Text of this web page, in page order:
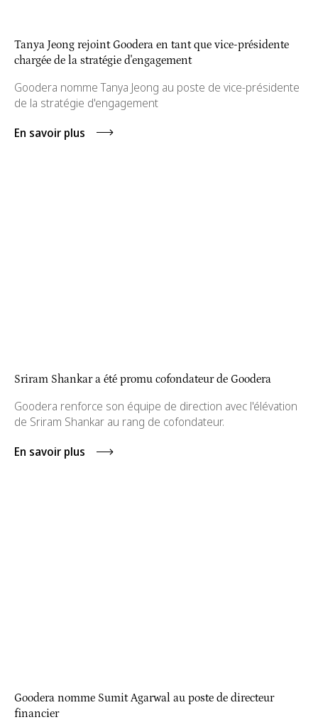
Tanya Jeong rejoint Goodera en tant que vice-présidente
chargée de la stratégie d'engagement
Goodera nomme Tanya Jeong au poste de vice-présidente
de la stratégie d'engagement
En savoir plus
Sriram Shankar a été promu cofondateur de Goodera
Goodera renforce son équipe de direction avec l'élévation
de Sriram Shankar au rang de cofondateur.
En savoir plus
Goodera nomme Sumit Agarwal au poste de directeur
financier